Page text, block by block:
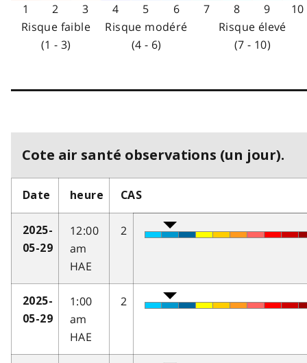
1 2 3 4 5 6 7 8 9
10
Risque faible
(1 - 3)
Risque modéré
(4 - 6)
Risque élevé
(7 - 10)
Cote air santé observations (un jour).
Date heure CAS
2025-
05-29
12:00
am
HAE
2
2025-
05-29
1:00
am
HAE
2